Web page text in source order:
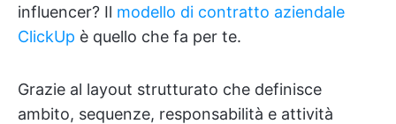
influencer? Il modello di contratto aziendale
ClickUp è quello che fa per te.
Grazie al layout strutturato che definisce
ambito, sequenze, responsabilità e attività